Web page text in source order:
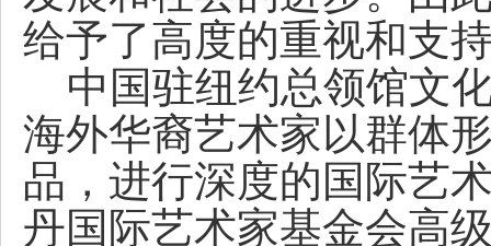
给予了高度的重视和支
中国驻纽约总领馆文
海外华裔艺术家以群体
品，进行深度的国际艺
丹国际艺术家基金会高